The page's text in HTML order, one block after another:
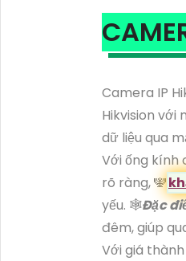
Camera IP
Hikvision với
dữ liệu qua
Với ống kính
rõ ràng, ️🕎
yếu. 🕸Đặc
đêm, giúp
Với giá